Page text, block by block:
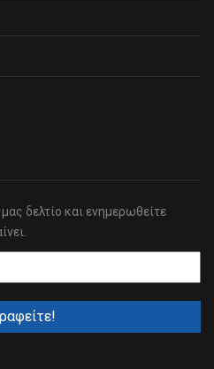
δελτίο και ενημερωθείτε